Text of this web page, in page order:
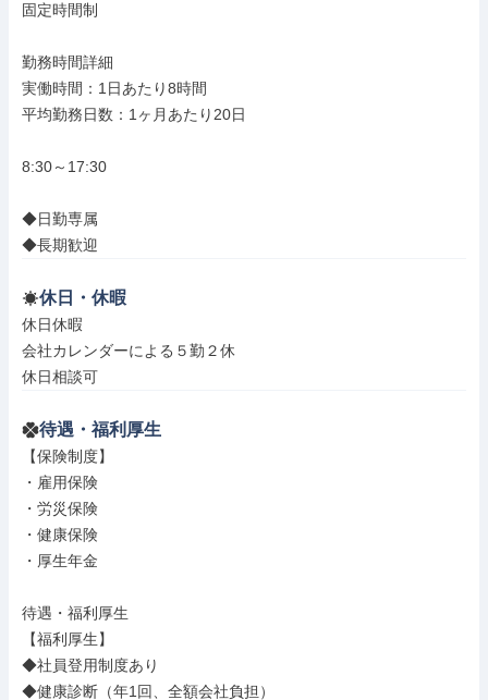
固定時間制
勤務時間詳細
実働時間：1日あたり8時間
平均勤務日数：1ヶ月あたり20日
8:30～17:30
◆日勤専属
◆長期歓迎
休日・休暇
休日休暇
会社カレンダーによる５勤２休
休日相談可
待遇・福利厚生
【保険制度】
・雇用保険
・労災保険
・健康保険
・厚生年金
待遇・福利厚生
【福利厚生】
◆社員登用制度あり
◆健康診断（年1回、全額会社負担）